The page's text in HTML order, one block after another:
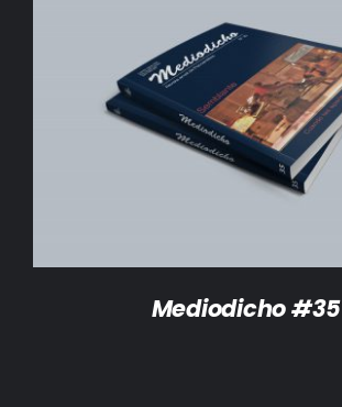
DETALLES
Mediodicho #35